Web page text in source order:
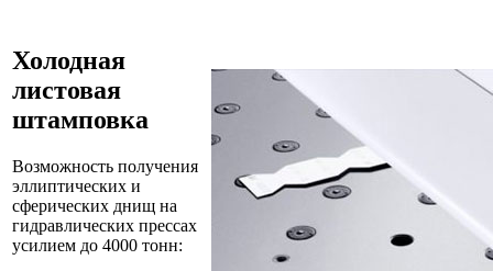
Холодная
листовая
штамповка
Возможность получения
эллиптических и
сферических днищ на
гидравлических прессах
усилием до 4000 тонн: